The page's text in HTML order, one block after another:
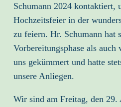
Schumann 2024 kontaktiert,
Hochzeitsfeier in der
zu feiern. Hr. Schumann hat
Vorbereitungsphase als
uns gekümmert und hatte
unsere Anliegen.
Wir sind am Freitag, den 29.